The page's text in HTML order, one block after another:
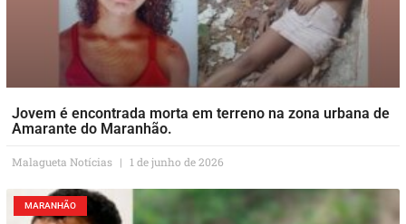
Jovem é encontrada morta em terreno na zona urbana de
Amarante do Maranhão.
Malagueta Notícias 1 de junho de 2026
MARANHÃO